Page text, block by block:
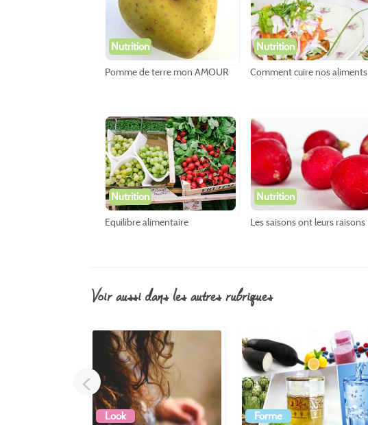
Nutrition
Pomme de terre mon AMOUR
Nutrition
Comment cuire nos aliments
Nutrition
Equilibre alimentaire
Nutrition
Les saisons ont leurs raisons
voir aussi dans les autres rubriques
Look Forme
<